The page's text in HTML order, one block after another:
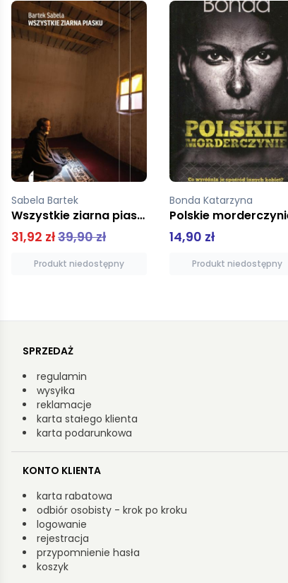
Bonda Katarzyna
Polskie morderczynie
14,90 zł
Produkt niedostępny
Chylińska Teresa
62,00 zł
Produkt niedostępny
SPRZEDAŻ
regulamin
wysyłka
reklamacje
karta stałego klienta
karta podarunkowa
KONTO KLIENTA
karta rabatowa
odbiór osobisty - krok po kroku
logowanie
rejestracja
przypomnienie hasła
koszyk